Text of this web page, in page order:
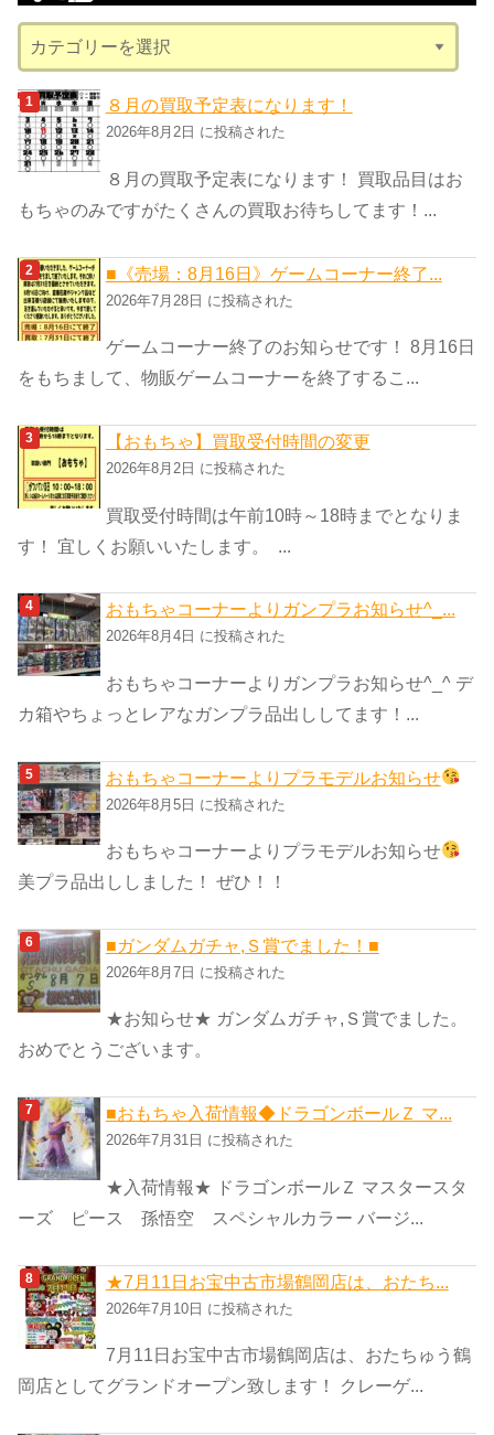
ブ
テ
ゴ
リ
ー
８月の買取予定表になります！
2026年8月2日 に投稿された
８月の買取予定表になります！ 買取品目はお
もちゃのみですがたくさんの買取お待ちしてます！...
■《売場：8月16日》ゲームコーナー終了...
2026年7月28日 に投稿された
ゲームコーナー終了のお知らせです！ 8月16日
をもちまして、物販ゲームコーナーを終了するこ...
【おもちゃ】買取受付時間の変更
2026年8月2日 に投稿された
買取受付時間は午前10時～18時までとなりま
す！ 宜しくお願いいたします。 ...
おもちゃコーナーよりガンプラお知らせ^_...
2026年8月4日 に投稿された
おもちゃコーナーよりガンプラお知らせ^_^ デ
カ箱やちょっとレアなガンプラ品出ししてます！...
おもちゃコーナーよりプラモデルお知らせ
2026年8月5日 に投稿された
おもちゃコーナーよりプラモデルお知らせ
美プラ品出ししました！ ぜひ！！
■ガンダムガチャ,Ｓ賞でました！■
2026年8月7日 に投稿された
★お知らせ★ ガンダムガチャ,Ｓ賞でました。
おめでとうございます。
■おもちゃ入荷情報◆ドラゴンボールＺ マ...
2026年7月31日 に投稿された
★入荷情報★ ドラゴンボールＺ マスタースタ
ーズ ピース 孫悟空 スペシャルカラー バージ...
★7月11日お宝中古市場鶴岡店は、おたち...
2026年7月10日 に投稿された
7月11日お宝中古市場鶴岡店は、おたちゅう鶴
岡店としてグランドオープン致します！ クレーゲ...